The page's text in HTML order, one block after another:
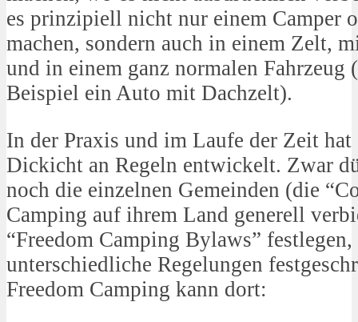
es prinzipiell nicht nur einem Camper
machen, sondern auch in einem Zelt,
und in einem ganz normalen Fahrzeug
Beispiel ein Auto mit Dachzelt).
In der Praxis und im Laufe der Zeit hat
Dickicht an Regeln entwickelt. Zwar
noch die einzelnen Gemeinden (die
Camping auf ihrem Land generell
“Freedom Camping Bylaws”
unterschiedliche Regelungen
Freedom Camping kann dort: